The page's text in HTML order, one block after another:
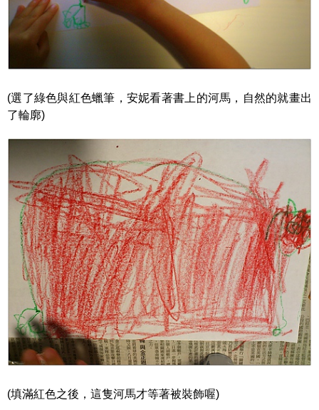
(選了綠色與紅色蠟筆，安妮看著書上的河馬，自然的就畫出
了輪廓)
(填滿紅色之後，這隻河馬才等著被裝飾喔)